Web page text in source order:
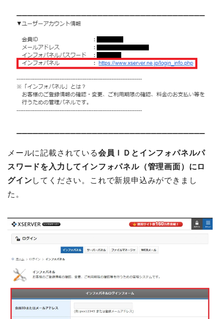
メールに記載されている会員ＩＤとインフォパネルパ
スワードを入力してインフォパネル（管理画面）にロ
グインしてください。これで新規申込みができまし
た。